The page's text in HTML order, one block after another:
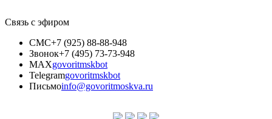
Связь с эфиром
СМС+7 (925) 88-88-948
Звонок+7 (495) 73-73-948
MAXgovoritmskbot
Telegramgovoritmskbot
Письмоinfo@govoritmoskva.ru